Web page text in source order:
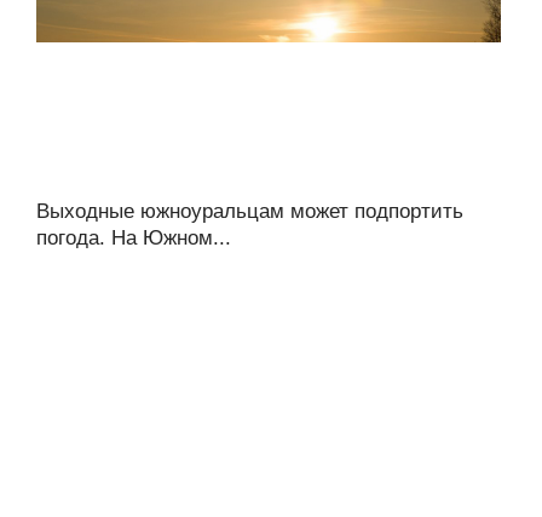
Выходные южноуральцам может подпортить
погода. На Южном...